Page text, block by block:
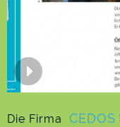
Die Firma CEDOS